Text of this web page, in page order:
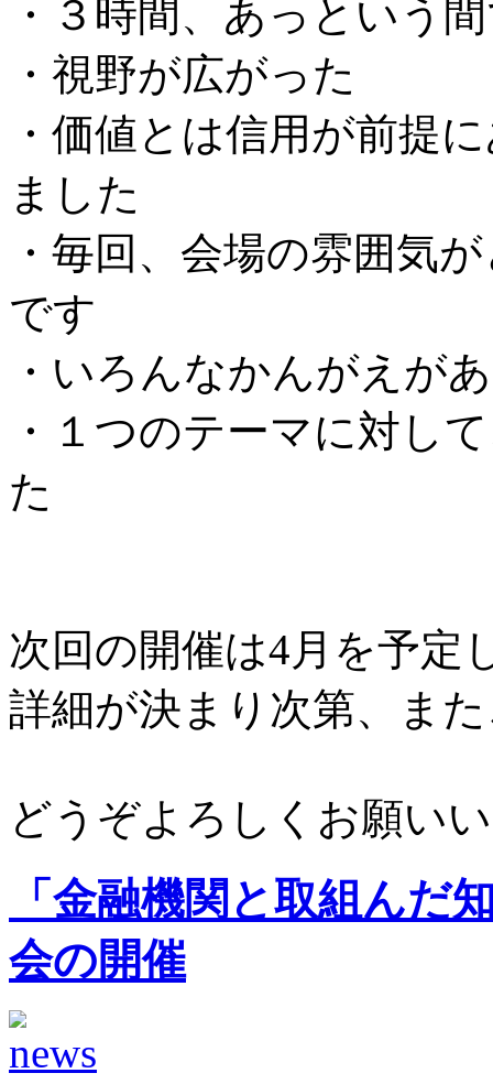
・３時間、あっという
・視野が広がった
・価値とは信用が前提
ました
・毎回、会場の雰囲気
です
・いろんなかんがえが
・１つのテーマに対し
た
次回の開催は4月を予定
詳細が決まり次第、ま
どうぞよろしくお願い
「金融機関と取組んだ
会の開催